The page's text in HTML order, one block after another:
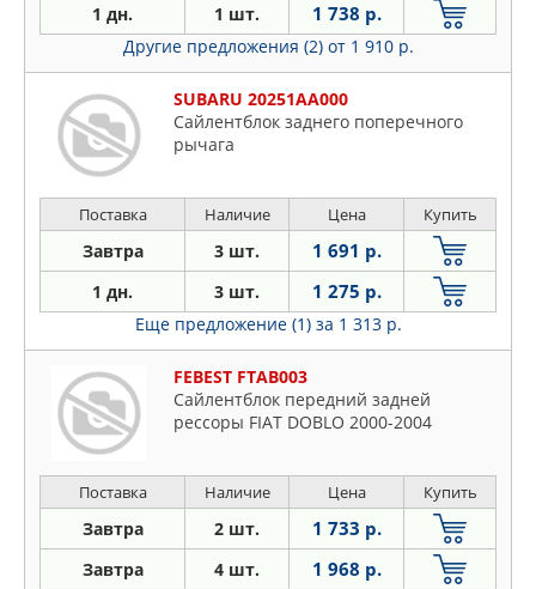
1 дн. 1 шт. 1 738 р.
Другие предложения (2) от 1 910 р.
SUBARU 20251AA000
Сайлентблок заднего поперечного
рычага
Поставка Наличие Цена Купить
Завтра 3 шт. 1 691 р.
1 дн. 3 шт. 1 275 р.
Еще предложение (1) за 1 313 р.
FEBEST FTAB003
Сайлентблок передний задней
рессоры FIAT DOBLO 2000-2004
Поставка Наличие Цена Купить
Завтра 2 шт. 1 733 р.
Завтра 4 шт. 1 968 р.